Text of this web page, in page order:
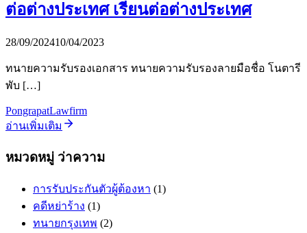
ต่อต่างประเทศ เรียนต่อต่างประเทศ
28/09/202410/04/2023
ทนายความรับรองเอกสาร ทนายความรับรองลายมือชื่อ โนตารี
พับ […]
PongrapatLawfirm
อ่านเพิ่มเติม
หมวดหมู่ ว่าความ
การรับประกันตัวผู้ต้องหา (1)
คดีหย่าร้าง (1)
ทนายกรุงเทพ (2)